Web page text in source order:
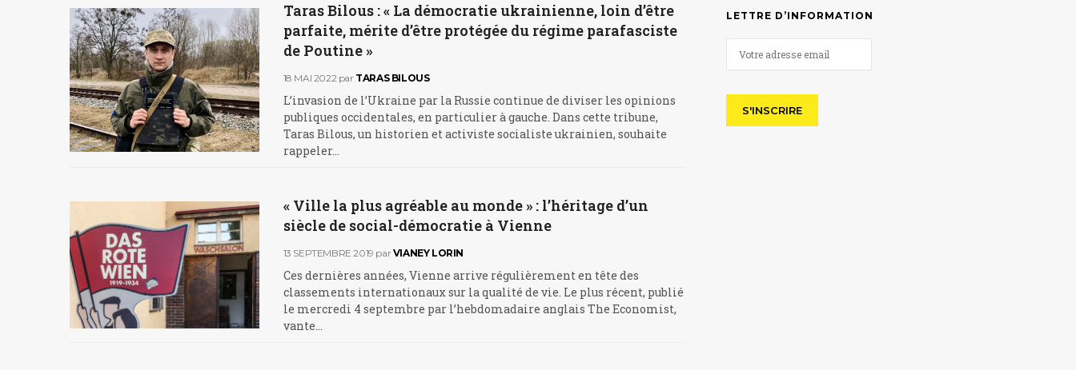
Taras Bilous : « La démocratie ukrainienne, loin d’être
parfaite, mérite d’être protégée du régime parafasciste
de Poutine »
18 MAI 2022 par TARAS BILOUS
L’invasion de l’Ukraine par la Russie continue de diviser les opinions
publiques occidentales, en particulier à gauche. Dans cette tribune,
Taras Bilous, un historien et activiste socialiste ukrainien, souhaite
rappeler…
« Ville la plus agréable au monde » : l’héritage d’un
siècle de social-démocratie à Vienne
13 SEPTEMBRE 2019 parVIANEY LORIN
Ces dernières années, Vienne arrive régulièrement en tête des
classements internationaux sur la qualité de vie. Le plus récent, publié
le mercredi 4 septembre par l’hebdomadaire anglais The Economist,
vante…
LETTRE D’INFORMATION